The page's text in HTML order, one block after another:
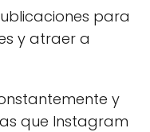
para
y atraer a
y
que Instagram